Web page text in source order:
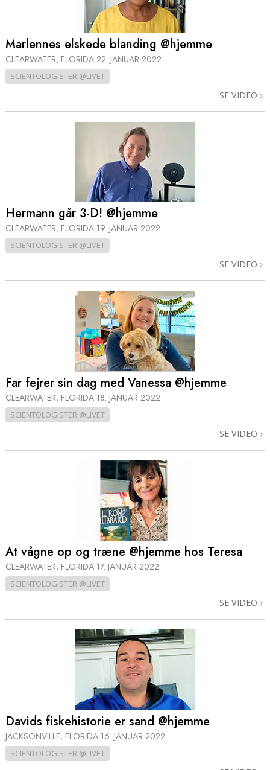
Marlennes elskede blanding @hjemme
CLEARWATER, FLORIDA 22. JANUAR 2022
SCIENTOLOGISTER @LIVET
SE VIDEO
Hermann går 3-D! @hjemme
CLEARWATER, FLORIDA 19. JANUAR 2022
SCIENTOLOGISTER @LIVET
SE VIDEO
Far fejrer sin dag med Vanessa @hjemme
CLEARWATER, FLORIDA 18. JANUAR 2022
SCIENTOLOGISTER @LIVET
SE VIDEO
At vågne op og træne @hjemme hos Teresa
CLEARWATER, FLORIDA 17. JANUAR 2022
SCIENTOLOGISTER @LIVET
SE VIDEO
Davids fiskehistorie er sand @hjemme
JACKSONVILLE, FLORIDA 16. JANUAR 2022
SCIENTOLOGISTER @LIVET